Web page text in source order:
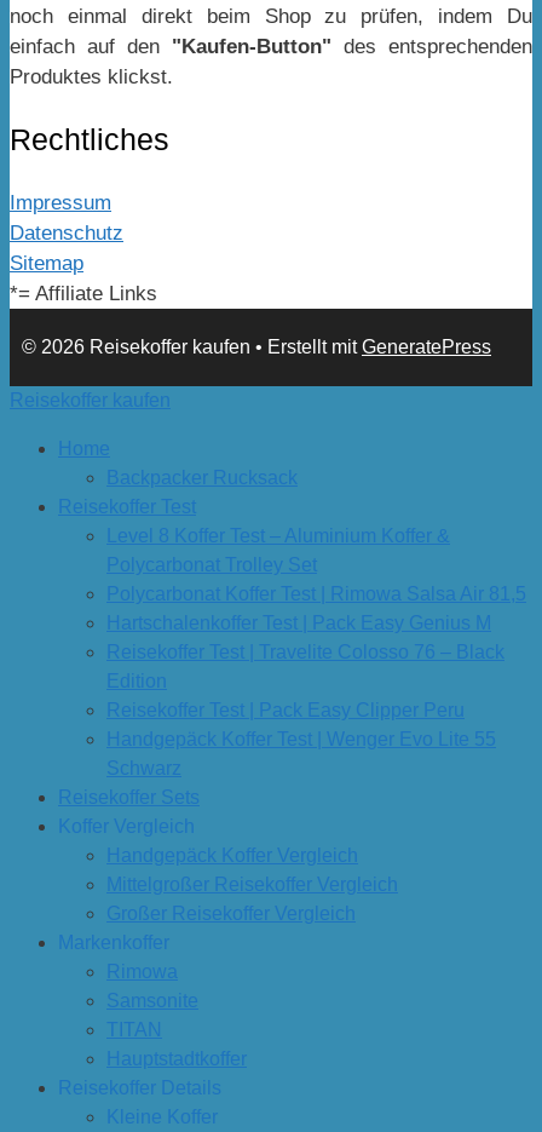
noch einmal direkt beim Shop zu prüfen, indem Du
einfach auf den "Kaufen-Button" des entsprechenden
Produktes klickst.
Rechtliches
Impressum
Datenschutz
Sitemap
*= Affiliate Links
© 2026 Reisekoffer kaufen • Erstellt mitGeneratePress
Reisekoffer kaufen
Home
Backpacker Rucksack
Reisekoffer Test
Level 8 Koffer Test – Aluminium Koffer &
Polycarbonat Trolley Set
Polycarbonat Koffer Test | Rimowa Salsa Air 81,5
Hartschalenkoffer Test | Pack Easy Genius M
Reisekoffer Test | Travelite Colosso 76 – Black
Edition
Reisekoffer Test | Pack Easy Clipper Peru
Handgepäck Koffer Test | Wenger Evo Lite 55
Schwarz
Reisekoffer Sets
Koffer Vergleich
Handgepäck Koffer Vergleich
Mittelgroßer Reisekoffer Vergleich
Großer Reisekoffer Vergleich
Markenkoffer
Rimowa
Samsonite
TITAN
Hauptstadtkoffer
Reisekoffer Details
Kleine Koffer